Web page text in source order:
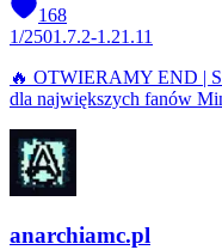
168
1/2501.7.2-1.21.11
🔥 OTWIERAMY END |
dla największych fanów
anarchiamc.pl